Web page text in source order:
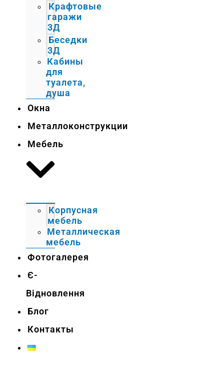
Крафтовые
гаражи
3Д
Беседки
3Д
Кабины
для
туалета,
душа
Окна
Металлоконструкции
Мебель
Корпусная
мебель
Металлическая
мебель
Фотогалерея
Є-
Відновлення
Блог
Контакты